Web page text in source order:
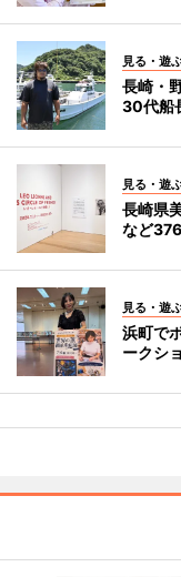
見る・遊
長崎・
30代船
見る・遊
長崎県
など
見る・遊
浜町で
ークシ